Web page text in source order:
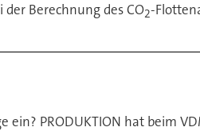
Berechnung des CO2-
PRODUKTION hat beim